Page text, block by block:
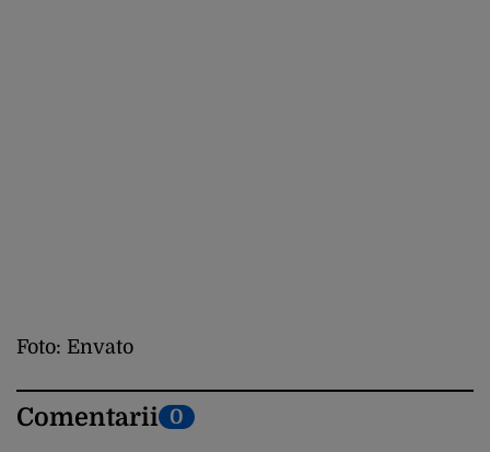
Foto: Envato
Comentarii 0